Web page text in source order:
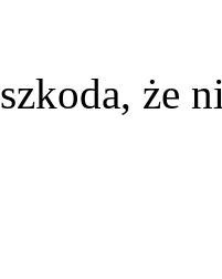
że